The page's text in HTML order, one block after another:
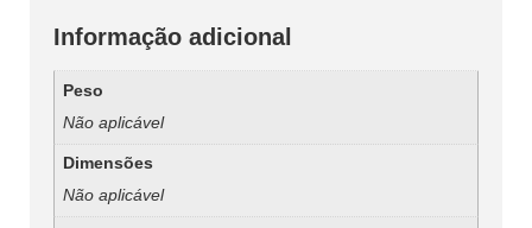
Informação adicional
Peso
Não aplicável
Dimensões
Não aplicável